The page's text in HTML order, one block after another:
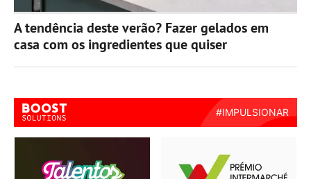
A tendência deste verão? Fazer gelados em
casa com os ingredientes que quiser